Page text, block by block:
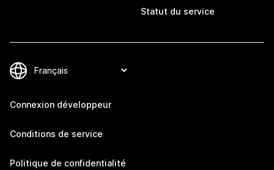
Statut du service
Connexion développeur
Conditions de service
Politique de confidentialité